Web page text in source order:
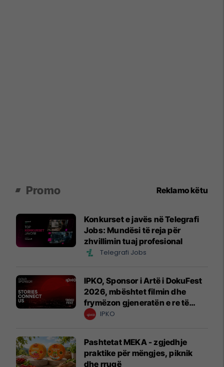
Promo Reklamo këtu
Konkurset e javës në Telegrafi
Jobs: Mundësi të reja për
zhvillimin tuaj profesional
Telegrafi Jobs
IPKO, Sponsor i Artë i DokuFest
2026, mbështet filmin dhe
frymëzon gjeneratën e re të
krijuesve
IPKO
Pashtetat MEKA - zgjedhje
praktike për mëngjes, piknik
dhe rrugë